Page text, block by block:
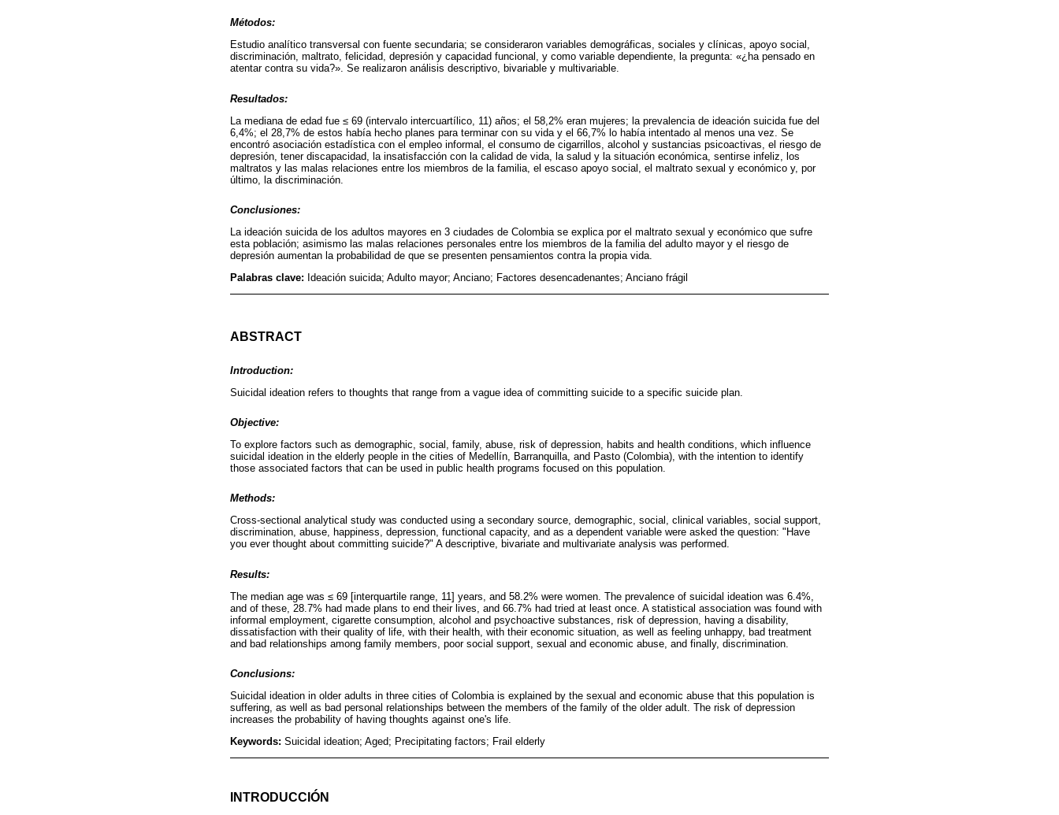
Métodos:
Estudio analítico transversal con fuente secundaria; se consideraron variables demográficas, sociales y clínicas, apoyo social,
discriminación, maltrato, felicidad, depresión y capacidad funcional, y como variable dependiente, la pregunta: «¿ha pensado en
atentar contra su vida?». Se realizaron análisis descriptivo, bivariable y multivariable.
Resultados:
La mediana de edad fue ≤ 69 (intervalo intercuartílico, 11) años; el 58,2% eran mujeres; la prevalencia de ideación suicida fue del
6,4%; el 28,7% de estos había hecho planes para terminar con su vida y el 66,7% lo había intentado al menos una vez. Se
encontró asociación estadística con el empleo informal, el consumo de cigarrillos, alcohol y sustancias psicoactivas, el riesgo de
depresión, tener discapacidad, la insatisfacción con la calidad de vida, la salud y la situación económica, sentirse infeliz, los
maltratos y las malas relaciones entre los miembros de la familia, el escaso apoyo social, el maltrato sexual y económico y, por
último, la discriminación.
Conclusiones:
La ideación suicida de los adultos mayores en 3 ciudades de Colombia se explica por el maltrato sexual y económico que sufre
esta población; asimismo las malas relaciones personales entre los miembros de la familia del adulto mayor y el riesgo de
depresión aumentan la probabilidad de que se presenten pensamientos contra la propia vida.
Palabras clave: Ideación suicida; Adulto mayor; Anciano; Factores desencadenantes; Anciano frágil
ABSTRACT
Introduction:
Suicidal ideation refers to thoughts that range from a vague idea of committing suicide to a specific suicide plan.
Objective:
To explore factors such as demographic, social, family, abuse, risk of depression, habits and health conditions, which influence
suicidal ideation in the elderly people in the cities of Medellín, Barranquilla, and Pasto (Colombia), with the intention to identify
those associated factors that can be used in public health programs focused on this population.
Methods:
Cross-sectional analytical study was conducted using a secondary source, demographic, social, clinical variables, social support,
discrimination, abuse, happiness, depression, functional capacity, and as a dependent variable were asked the question: "Have
you ever thought about committing suicide?" A descriptive, bivariate and multivariate analysis was performed.
Results:
The median age was ≤ 69 [interquartile range, 11] years, and 58.2% were women. The prevalence of suicidal ideation was 6.4%,
and of these, 28.7% had made plans to end their lives, and 66.7% had tried at least once. A statistical association was found with
informal employment, cigarette consumption, alcohol and psychoactive substances, risk of depression, having a disability,
dissatisfaction with their quality of life, with their health, with their economic situation, as well as feeling unhappy, bad treatment
and bad relationships among family members, poor social support, sexual and economic abuse, and finally, discrimination.
Conclusions:
Suicidal ideation in older adults in three cities of Colombia is explained by the sexual and economic abuse that this population is
suffering, as well as bad personal relationships between the members of the family of the older adult. The risk of depression
increases the probability of having thoughts against one's life.
Keywords: Suicidal ideation; Aged; Precipitating factors; Frail elderly
INTRODUCCIÓN